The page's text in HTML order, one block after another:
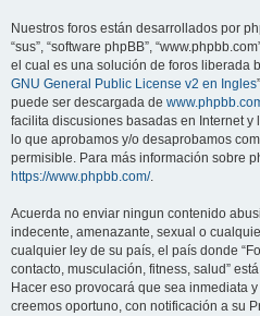
Nuestros foros están desarrollados por
“sus”, “software phpBB”,
el cual es una solución de foros liberada
GNU General Public License v2 en Ingles
puede ser descargada de
facilita discusiones basadas en Internet y
lo que aprobamos y/o desaprobamos
permisible. Para más información sobre
https://www.phpbb.com/.
Acuerda no enviar ningun contenido
indecente, amenazante, sexual o
cualquier ley de su país, el país donde
contacto, musculación, fitness, salud”
Hacer eso provocará que sea inmediata
creemos oportuno, con notificación a su